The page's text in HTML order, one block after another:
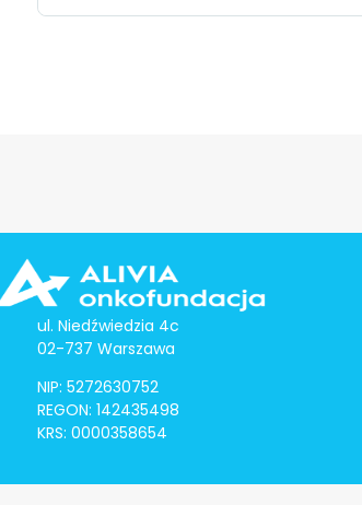
ul. Niedźwiedzia 4c
02-737 Warszawa
NIP: 5272630752
REGON: 142435498
KRS: 0000358654